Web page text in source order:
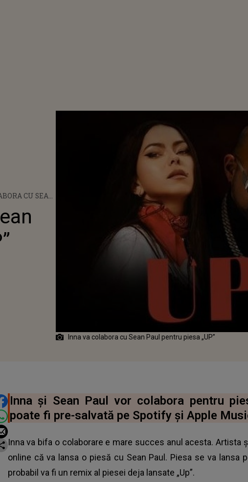
CU SEAN
Inna va colabora cu Sean Paul pentru piesa „UP”
ARTICOLUL
Inna și Sean Paul vor colabora pentru
poate fi pre-salvată pe Spotify şi Apple
Inna va bifa o colaborare e mare succes anul acesta. Artista
online că va lansa o piesă cu Sean Paul. Piesa se va lansa
probabil va fi un remix al piesei deja lansate „Up”.